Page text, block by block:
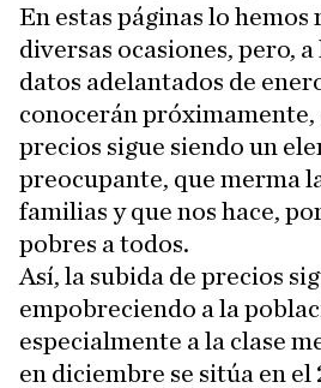
En estas páginas lo hemos
diversas ocasiones, pero, a
datos adelantados de
conocerán próximamente,
precios sigue siendo un
preocupante, que merma
familias y que nos hace,
pobres a todos.
Así, la subida de precios
empobreciendo a la
especialmente a la clase
en diciembre se sitúa en el